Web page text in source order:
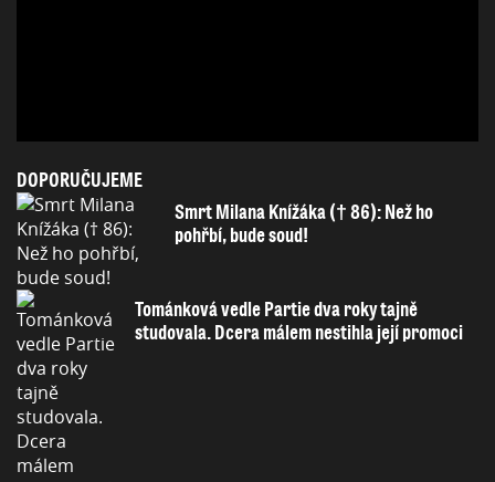
DOPORUČUJEME
Smrt Milana Knížáka († 86): Než ho
pohřbí, bude soud!
Tománková vedle Partie dva roky tajně
studovala. Dcera málem nestihla její promoci